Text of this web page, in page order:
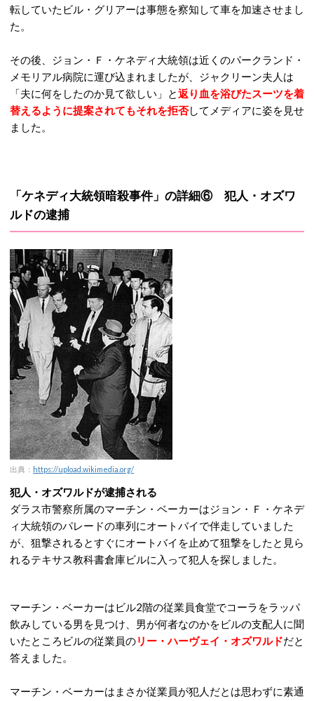
転していたビル・グリアーは事態を察知して車を加速させまし
た。
その後、ジョン・Ｆ・ケネディ大統領は近くのパークランド・
メモリアル病院に運び込まれましたが、ジャクリーン夫人は
「夫に何をしたのか見て欲しい」と返り血を浴びたスーツを着
替えるように提案されてもそれを拒否してメディアに姿を見せ
ました。
「ケネディ大統領暗殺事件」の詳細⑥ 犯人・オズワ
ルドの逮捕
出典： https://upload.wikimedia.org/
犯人・オズワルドが逮捕される
ダラス市警察所属のマーチン・ベーカーはジョン・Ｆ・ケネデ
ィ大統領のパレードの車列にオートバイで伴走していました
が、狙撃されるとすぐにオートバイを止めて狙撃をしたと見ら
れるテキサス教科書倉庫ビルに入って犯人を探しました。
マーチン・ベーカーはビル2階の従業員食堂でコーラをラッパ
飲みしている男を見つけ、男が何者なのかをビルの支配人に聞
いたところビルの従業員のリー・ハーヴェイ・オズワルドだと
答えました。
マーチン・ベーカーはまさか従業員が犯人だとは思わずに素通